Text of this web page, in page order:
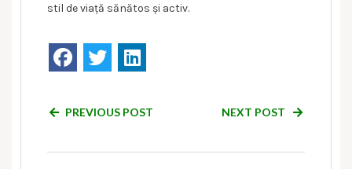
stil de viață sănătos și activ.
PREVIOUS POST NEXT POST